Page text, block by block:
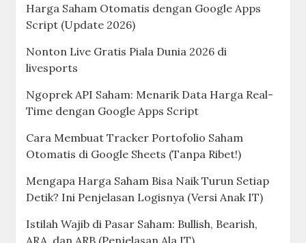
Harga Saham Otomatis dengan Google Apps
Script (Update 2026)
Nonton Live Gratis Piala Dunia 2026 di
livesports
Ngoprek API Saham: Menarik Data Harga Real-
Time dengan Google Apps Script
Cara Membuat Tracker Portofolio Saham
Otomatis di Google Sheets (Tanpa Ribet!)
Mengapa Harga Saham Bisa Naik Turun Setiap
Detik? Ini Penjelasan Logisnya (Versi Anak IT)
Istilah Wajib di Pasar Saham: Bullish, Bearish,
ARA, dan ARB (Penjelasan Ala IT)